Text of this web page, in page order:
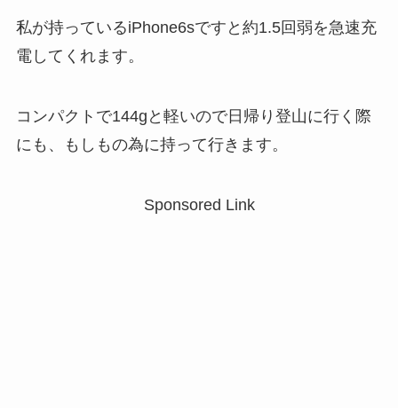
私が持っているiPhone6sですと約1.5回弱を急速充
電してくれます。
コンパクトで144gと軽いので日帰り登山に行く際
にも、もしもの為に持って行きます。
Sponsored Link